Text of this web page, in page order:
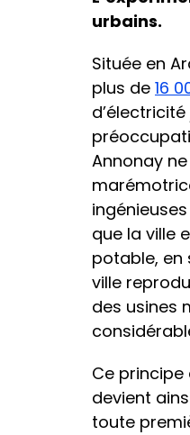
urbains.
Située en
plus de 16
d’électricité
Annonay
que la ville
potable, en
ville
des usines
Ce principe
devient
toute